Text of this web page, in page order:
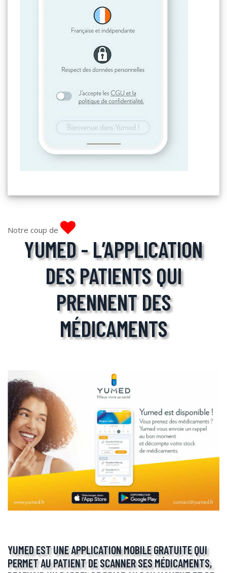
Notre coup de
YUMED - L’APPLICATION
DES PATIENTS QUI
PRENNENT DES
MÉDICAMENTS
YUMED EST UNE APPLICATION MOBILE GRATUITE QUI
PERMET AU PATIENT DE SCANNER SES MÉDICAMENTS,